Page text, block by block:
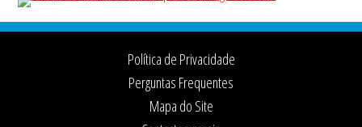
Footer
Política de Privacidade
Perguntas Frequentes
Mapa do Site